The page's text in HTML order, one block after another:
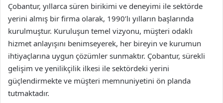
Çobantur, yıllarca süren birikimi ve deneyimi ile sektörde
yerini almış bir firma olarak, 1990’lı yılların başlarında
kurulmuştur. Kuruluşun temel vizyonu, müşteri odaklı
hizmet anlayışını benimseyerek, her bireyin ve kurumun
ihtiyaçlarına uygun çözümler sunmaktır. Çobantur, sürekli
gelişim ve yenilikçilik ilkesi ile sektördeki yerini
güçlendirmekte ve müşteri memnuniyetini ön planda
tutmaktadır.